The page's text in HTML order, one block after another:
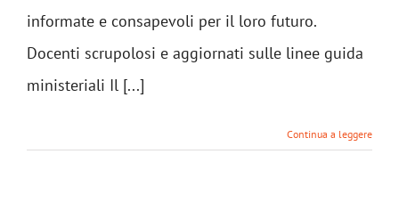
informate e consapevoli per il loro futuro.
Docenti scrupolosi e aggiornati sulle linee guida
ministeriali Il [...]
Continua a leggere